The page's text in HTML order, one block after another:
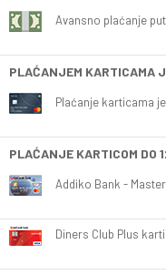
Avansno plaćanje
PLAĆANJEM KARTICAMA
Plaćanje karticama
PLAĆANJE KARTICOM DO
Addiko Bank -
Diners Club Plus